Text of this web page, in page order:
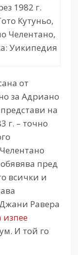
1982 г.
Кутуньо,
Челентано,
Уикипедия
от
за Адриано
на
г. – точно
пред
всички и
Равера
изпее
И той го